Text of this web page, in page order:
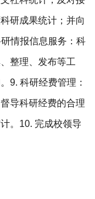
研成果统计；并向
情报信息服务：科
整理、发布等工
9. 科研经费管理：
导科研经费的合理
。10. 完成校领导